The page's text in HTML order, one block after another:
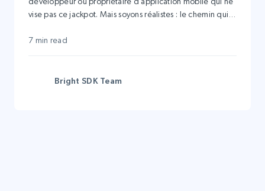
vise pas ce jackpot. Mais soyons réalistes : le chemin qui
succès, n’est pas une promenade de santé, surtout
7 min read
Bright SDK Team